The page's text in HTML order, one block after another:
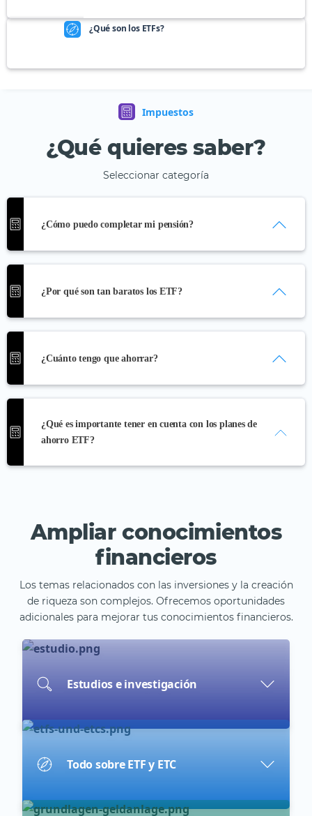
¿Qué son los ETFs?
Impuestos
¿Qué quieres saber?
Seleccionar categoría
¿Cómo puedo completar mi pensión?
¿Por qué son tan baratos los ETF?
Diferencias entre ETFs y fondos de
¿Cuánto tengo que ahorrar?
¿Qué es importante tener en cuenta con los planes de
ahorro ETF?
Ampliar conocimientos
financieros
Los temas relacionados con las inversiones y la creación
de riqueza son complejos. Ofrecemos oportunidades
adicionales para mejorar tus conocimientos financieros.
Estudios e investigación
Todo sobre ETF y ETC